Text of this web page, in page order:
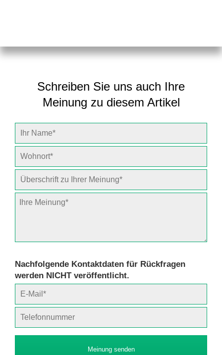
Schreiben Sie uns auch Ihre
Meinung zu diesem Artikel
Nachfolgende Kontaktdaten für Rückfragen
werden NICHT veröffentlicht.
Meinung senden